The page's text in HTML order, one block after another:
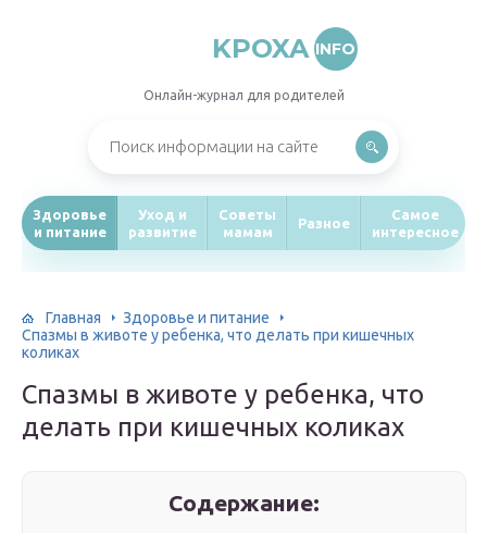
KPOXA INFO
Онлайн-журнал для родителей
Здоровье
и питание
Уход и
развитие
Советы
мамам
Разное
Самое
интересное
Главная
Здоровье и питание
Спазмы в животе у ребенка, что делать при кишечных
коликах
Спазмы в животе у ребенка, что
делать при кишечных коликах
Содержание: